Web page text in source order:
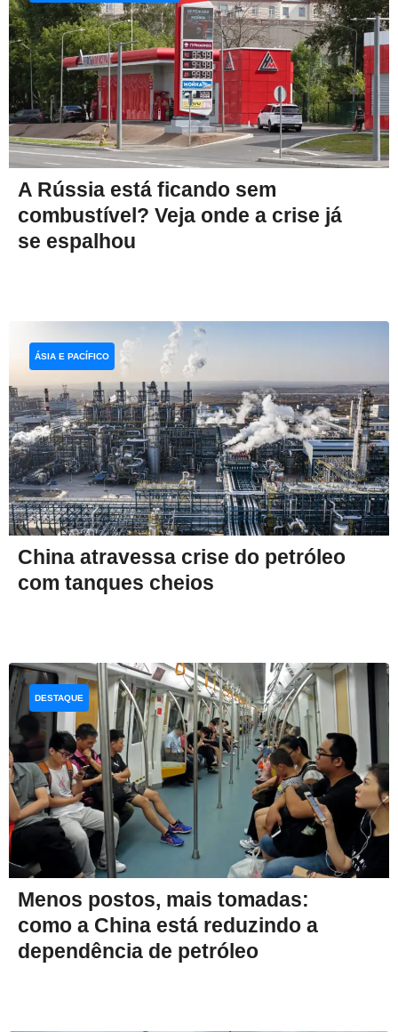
A Rússia está ficando sem
combustível? Veja onde a crise já
se espalhou
China atravessa crise do petróleo
com tanques cheios
ÁSIA E PACÍFICO
Menos postos, mais tomadas:
como a China está reduzindo a
dependência de petróleo
DESTAQUE